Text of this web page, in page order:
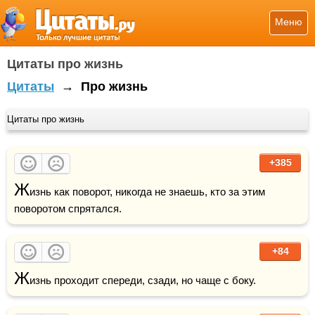
Меню
Цитаты про жизнь
Цитаты → Про жизнь
Цитаты про жизнь
+385
Жизнь как поворот, никогда не знаешь, кто за этим
поворотом спрятался.
+84
Жизнь проходит спереди, сзади, но чаще с боку.